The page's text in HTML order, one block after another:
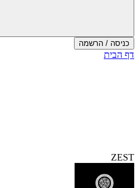
כניסה / הרשמה
סוף
דף הבית
ZEST